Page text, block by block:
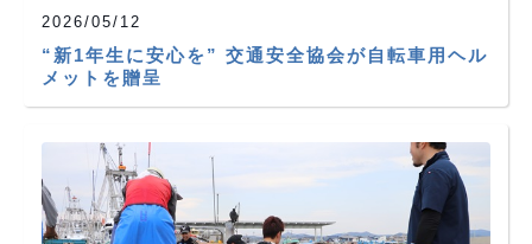
2026/05/12
“新1年生に安心を” 交通安全協会が自転車用ヘル
メットを贈呈